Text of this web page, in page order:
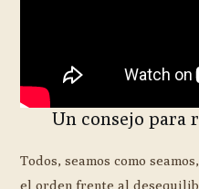
Un consejo para
Todos, seamos como
el orden frente al